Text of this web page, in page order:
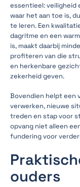
essentieel: veiligheid
waar het aan toe is,
te leren. Een
dagritme en een
is, maakt daarbij
profiteren van die
en herkenbare
zekerheid geven.
Bovendien helpt een
verwerken, nieuwe
treden en stap voor
opvang niet alleen
fundering voor
ouders